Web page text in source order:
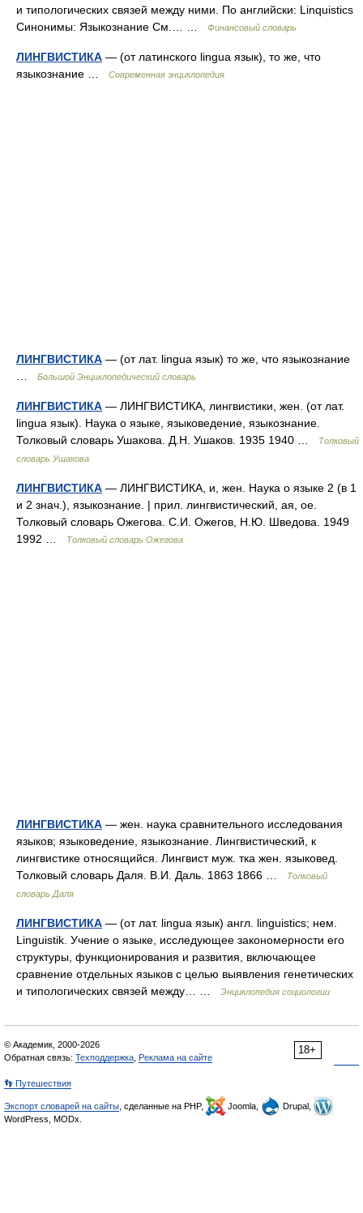
и типологических связей между ними. По английски: Linquistics
Синонимы: Языкознание См.… …
Финансовый словарь
ЛИНГВИСТИКА — (от латинского lingua язык), то же, что
языкознание …
Современная энциклопедия
ЛИНГВИСТИКА — (от лат. lingua язык) то же, что языкознание
Большой Энциклопедический словарь
ЛИНГВИСТИКА — ЛИНГВИСТИКА, лингвистики, жен. (от лат.
lingua язык). Наука о языке, языковедение, языкознание.
Толковый словарь Ушакова. Д.Н. Ушаков. 1935 1940 …
Толковый
словарь Ушакова
ЛИНГВИСТИКА — ЛИНГВИСТИКА, и, жен. Наука о языке 2 (в 1
и 2 знач.), языкознание. | прил. лингвистический, ая, ое.
Толковый словарь Ожегова. С.И. Ожегов, Н.Ю. Шведова. 1949
1992 …
Толковый словарь Ожегова
ЛИНГВИСТИКА — жен. наука сравнительного исследования
языков; языковедение, языкознание. Лингвистический, к
лингвистике относящийся. Лингвист муж. тка жен. языковед.
Толковый словарь Даля. В.И. Даль. 1863 1866 …
Толковый
словарь Даля
ЛИНГВИСТИКА — (от лат. lingua язык) англ. linguistics; нем.
Linguistik. Учение о языке, исследующее закономерности его
структуры, функционирования и развития, включающее
сравнение отдельных языков с целью выявления генетических
и типологических связей между… …
Энциклопедия социологии
18+
© Академик, 2000-2026
Обратная связь: Техподдержка Реклама на сайте
👣 Путешествия
Экспорт словарей на сайты , сделанные на PHP, Joomla,
Drupal,
WordPress, MODx.